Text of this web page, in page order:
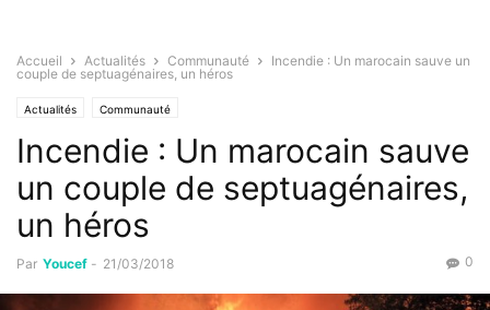
Accueil Actualités Communauté
Incendie : Un marocain sauve un
couple de septuagénaires, un héros
Actualités Communauté
Incendie : Un marocain sauve
un couple de septuagénaires,
un héros
Par Youcef - 21/03/2018 0